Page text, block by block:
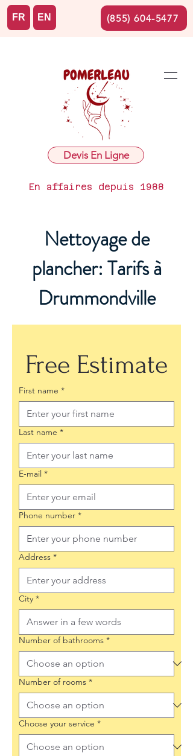
Devis En Ligne
En affaires depuis 1988
FR EN (855) 604-5477
Nettoyage de
plancher: Tarifs à
Drummondville
Free Estimate
First name *
Last name *
E-mail *
Phone number *
Address *
City *
Number of bathrooms *
Number of rooms *
Choose your service *